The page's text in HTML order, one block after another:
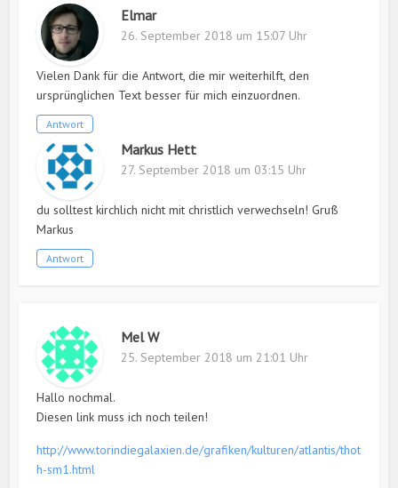
Elmar
26. September 2018 um 15:07 Uhr
Vielen Dank für die Antwort, die mir weiterhilft, den
ursprünglichen Text besser für mich einzuordnen.
Antwort
Markus Hett
27. September 2018 um 03:15 Uhr
du solltest kirchlich nicht mit christlich verwechseln! Gruß
Markus
Antwort
Mel W
25. September 2018 um 21:01 Uhr
Hallo nochmal.
Diesen link muss ich noch teilen!
http://www.torindiegalaxien.de/grafiken/kulturen/atlantis/thot
h-sm1.html